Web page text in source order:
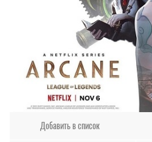
Добавить в список